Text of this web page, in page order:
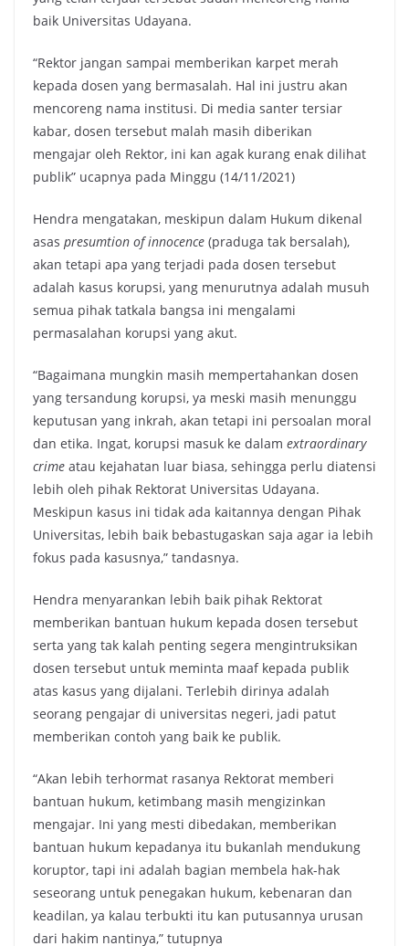
baik Universitas Udayana.
“Rektor jangan sampai memberikan karpet merah
kepada dosen yang bermasalah. Hal ini justru akan
mencoreng nama institusi. Di media santer tersiar
kabar, dosen tersebut malah masih diberikan
mengajar oleh Rektor, ini kan agak kurang enak dilihat
publik” ucapnya pada Minggu (14/11/2021)
Hendra mengatakan, meskipun dalam Hukum dikenal
asas presumtion of innocence (praduga tak bersalah),
akan tetapi apa yang terjadi pada dosen tersebut
adalah kasus korupsi, yang menurutnya adalah musuh
semua pihak tatkala bangsa ini mengalami
permasalahan korupsi yang akut.
“Bagaimana mungkin masih mempertahankan dosen
yang tersandung korupsi, ya meski masih menunggu
keputusan yang inkrah, akan tetapi ini persoalan moral
dan etika. Ingat, korupsi masuk ke dalam extraordinary
crime atau kejahatan luar biasa, sehingga perlu diatensi
lebih oleh pihak Rektorat Universitas Udayana.
Meskipun kasus ini tidak ada kaitannya dengan Pihak
Universitas, lebih baik bebastugaskan saja agar ia lebih
fokus pada kasusnya,” tandasnya.
Hendra menyarankan lebih baik pihak Rektorat
memberikan bantuan hukum kepada dosen tersebut
serta yang tak kalah penting segera mengintruksikan
dosen tersebut untuk meminta maaf kepada publik
atas kasus yang dijalani. Terlebih dirinya adalah
seorang pengajar di universitas negeri, jadi patut
memberikan contoh yang baik ke publik.
“Akan lebih terhormat rasanya Rektorat memberi
bantuan hukum, ketimbang masih mengizinkan
mengajar. Ini yang mesti dibedakan, memberikan
bantuan hukum kepadanya itu bukanlah mendukung
koruptor, tapi ini adalah bagian membela hak-hak
seseorang untuk penegakan hukum, kebenaran dan
keadilan, ya kalau terbukti itu kan putusannya urusan
dari hakim nantinya,” tutupnya